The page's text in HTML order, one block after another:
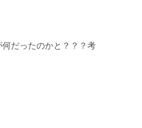
だったのかと？？？考